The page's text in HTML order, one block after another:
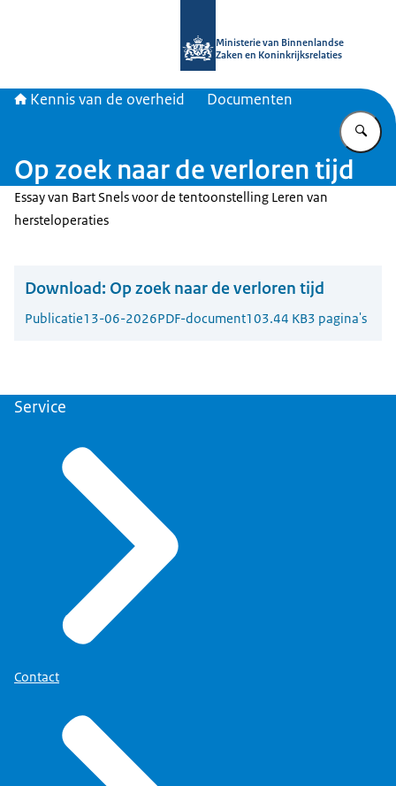
Ministerie van Binnenlandse
Zaken en Koninkrijksrelaties
Kennis van de overheid Documenten
Op zoek naar de verloren tijd
Essay van Bart Snels voor de tentoonstelling Leren van
hersteloperaties
Download: Op zoek naar de verloren tijd
Publicatie13-06-2026PDF-document103.44 KB3 pagina's
Service
Contact